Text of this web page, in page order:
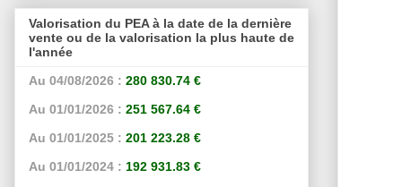
Valorisation du PEA à la date de la dernière
vente ou de la valorisation la plus haute de
l'année
Au 04/08/2026 : 280 830.74 €
Au 01/01/2026 : 251 567.64 €
Au 01/01/2025 : 201 223.28 €
Au 01/01/2024 : 192 931.83 €